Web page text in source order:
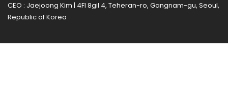
CEO : Jaejoong Kim | 4Fl 8gil 4, Teheran-ro, Gangnam-gu, Seoul,
Republic of Korea